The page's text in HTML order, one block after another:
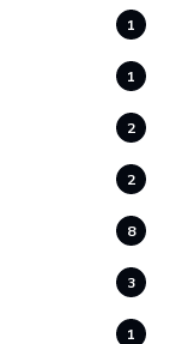
1
1
2
2
8
3
1